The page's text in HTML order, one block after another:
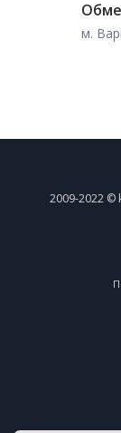
м.
2009-2022 ©